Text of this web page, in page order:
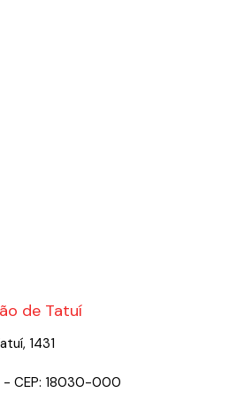
de Tatuí
1431
- CEP: 18030-000